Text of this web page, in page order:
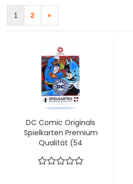
1 2 »
DC Comic Originals
Spielkarten Premium
Qualität (54
Winning Moves